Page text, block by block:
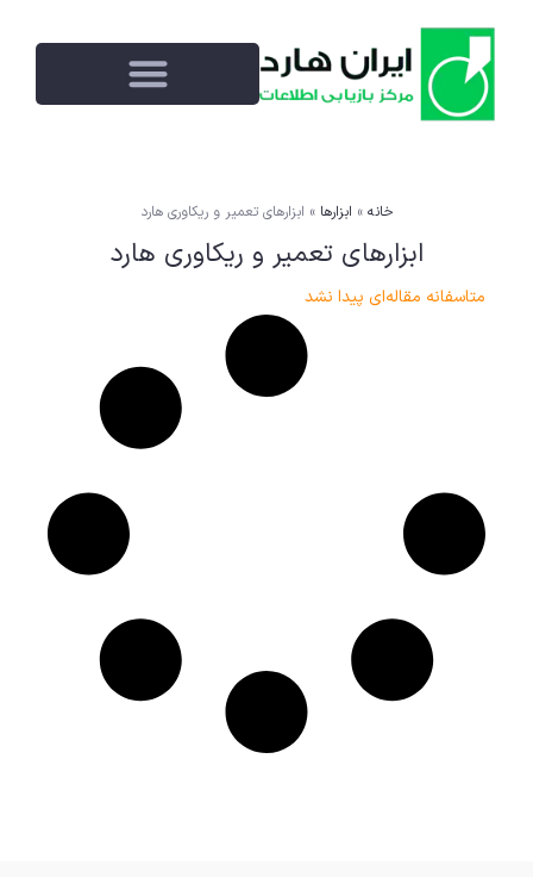
خانه » ابزارها » ابزارهای تعمیر و ریکاوری هارد
ابزارهای تعمیر و ریکاوری هارد
متاسفانه مقاله‌ای پیدا نشد